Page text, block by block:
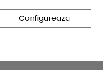
Configureaza